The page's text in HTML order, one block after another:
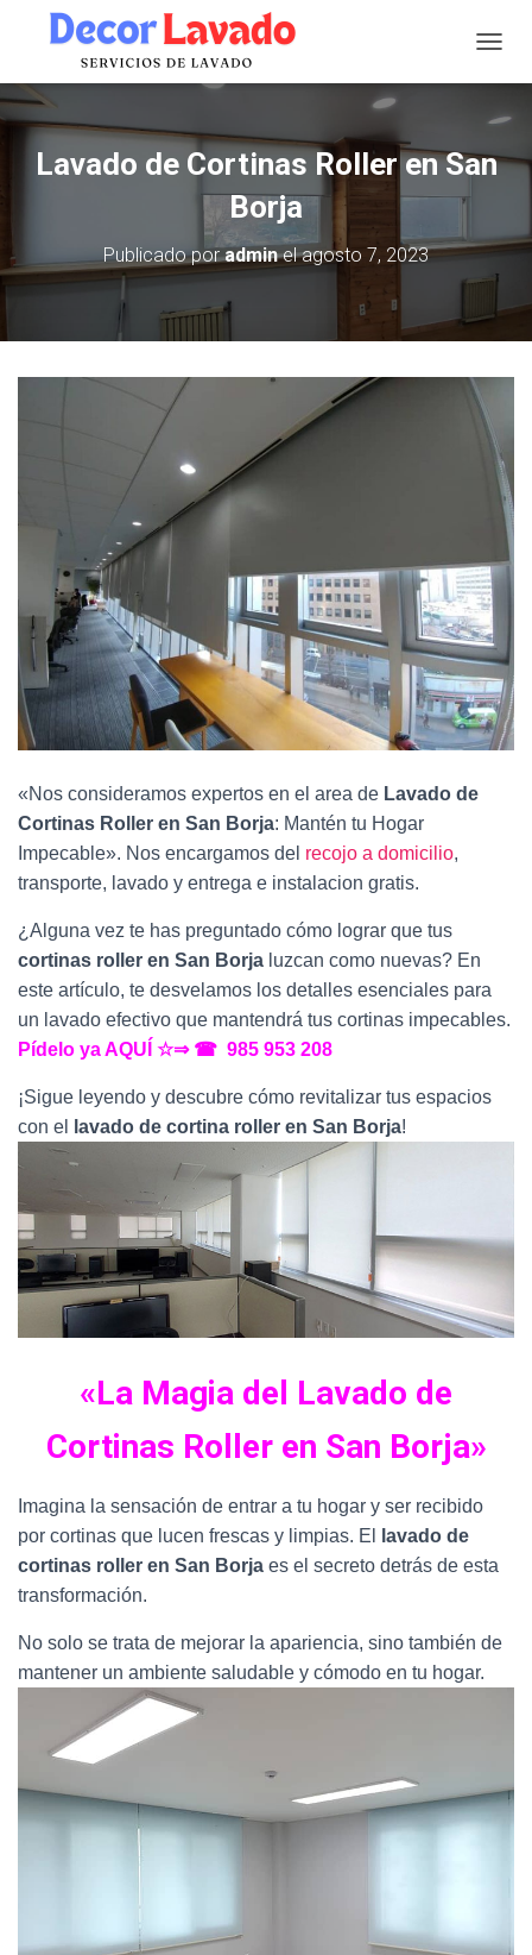
A
B
A
O
O
D
A
G
Lavado de Cortinas Roller en San
Borja
Publicado poradminelagosto 7, 2023
«Nos consideramos expertos en el area de Lavado de
Cortinas Roller en San Borja: Mantén tu Hogar
Impecable». Nos encargamos del recojo a domicilio,
transporte, lavado y entrega e instalacion gratis.
¿Alguna vez te has preguntado cómo lograr que tus
cortinas roller en San Borja luzcan como nuevas? En
este artículo, te desvelamos los detalles esenciales para
un lavado efectivo que mantendrá tus cortinas impecables.
Pídelo ya AQUÍ ☆⇒ ☎ 985 953 208
¡Sigue leyendo y descubre cómo revitalizar tus espacios
con el
lavado de cortina roller en San Borja!
«La Magia del Lavado de
Cortinas Roller en San Borja»
Imagina la sensación de entrar a tu hogar y ser recibido
por cortinas que lucen frescas y limpias. El
lavado de
cortinas roller en San Borja es el secreto detrás de esta
transformación.
No solo se trata de mejorar la apariencia, sino también de
mantener un ambiente saludable y cómodo en tu hogar.